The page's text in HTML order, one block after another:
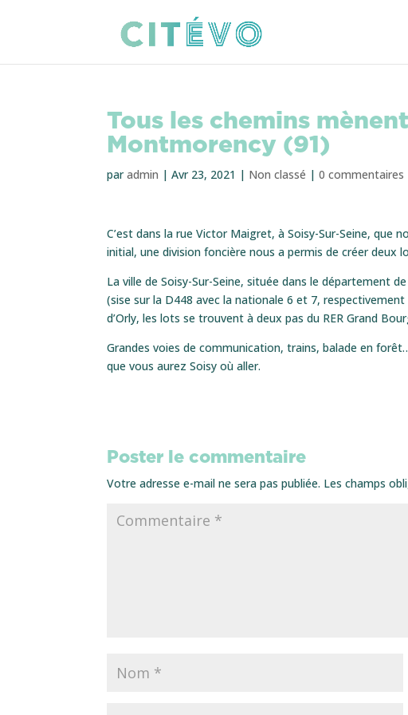
Tous les chemins
Montmorency (91)
paradmin |Avr 23, 2021 | Non classé |0 commentaires
C’est dans la rue Victor Maigret, à Soisy-Sur-Seine, que
initial, une division foncière nous a permis de créer deux
La ville de Soisy-Sur-Seine, située dans le département
(sise sur la D448 avec la nationale 6 et 7,
d’Orly, les lots se trouvent à deux pas du RER Grand
Grandes voies de communication, trains, balade en
que vous aurez Soisy où aller.
Poster le commentaire
Votre adresse e-mail ne sera pas publiée. Les champs